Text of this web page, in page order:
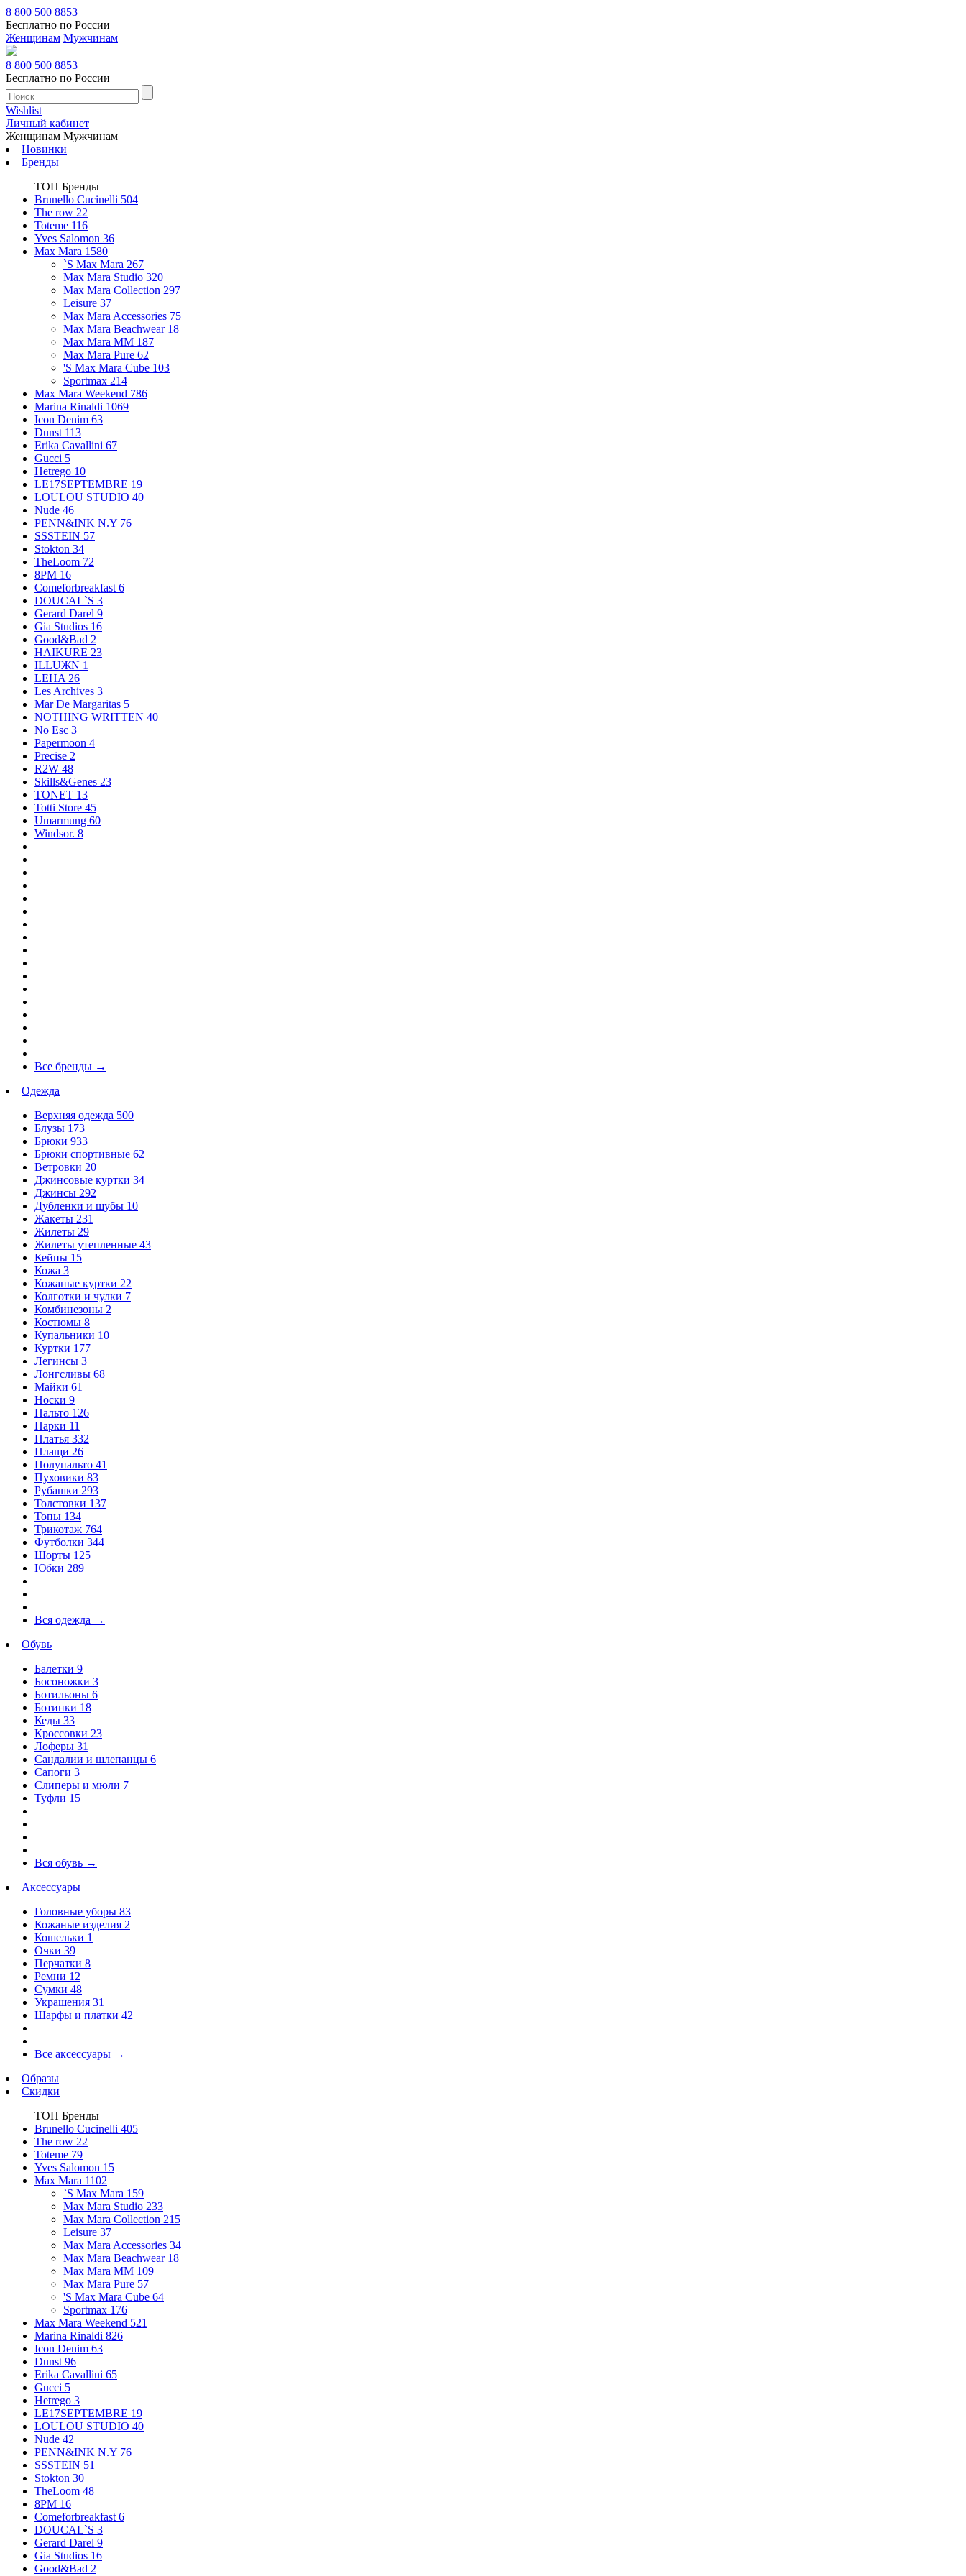
8 800 500 8853
Бесплатно по России
Женщинам Мужчинам
8 800 500 8853
Бесплатно по России
Wishlist
Личный кабинет
Женщинам Мужчинам
Новинки
Бренды
ТОП Бренды
Brunello Cucinelli 504
The row 22
Toteme 116
Yves Salomon 36
Max Mara 1580
`S Max Mara 267
Max Mara Studio 320
Max Mara Collection 297
Leisure 37
Max Mara Accessories 75
Max Mara Beachwear 18
Max Mara MM 187
Max Mara Pure 62
'S Max Mara Cube 103
Sportmax 214
Max Mara Weekend 786
Marina Rinaldi 1069
Icon Denim 63
Dunst 113
Erika Cavallini 67
Gucci 5
Hetrego 10
LE17SEPTEMBRE 19
LOULOU STUDIO 40
Nude 46
PENN&INK N.Y 76
SSSTEIN 57
Stokton 34
TheLoom 72
8PM 16
Comeforbreakfast 6
DOUCAL`S 3
Gerard Darel 9
Gia Studios 16
Good&Bad 2
HAIKURE 23
ILLUЖN 1
LEHA 26
Les Archives 3
Mar De Margaritas 5
NOTHING WRITTEN 40
No Esc 3
Papermoon 4
Precise 2
R2W 48
Skills&Genes 23
TONET 13
Totti Store 45
Umarmung 60
Windsor. 8
Все бренды →
Одежда
Верхняя одежда 500
Блузы 173
Брюки 933
Брюки спортивные 62
Ветровки 20
Джинсовые куртки 34
Джинсы 292
Дубленки и шубы 10
Жакеты 231
Жилеты 29
Жилеты утепленные 43
Кейпы 15
Кожа 3
Кожаные куртки 22
Колготки и чулки 7
Комбинезоны 2
Костюмы 8
Купальники 10
Куртки 177
Легинсы 3
Лонгсливы 68
Майки 61
Носки 9
Пальто 126
Парки 11
Платья 332
Плащи 26
Полупальто 41
Пуховики 83
Рубашки 293
Толстовки 137
Топы 134
Трикотаж 764
Футболки 344
Шорты 125
Юбки 289
Вся одежда →
Обувь
Балетки 9
Босоножки 3
Ботильоны 6
Ботинки 18
Кеды 33
Кроссовки 23
Лоферы 31
Сандалии и шлепанцы 6
Сапоги 3
Слиперы и мюли 7
Туфли 15
Вся обувь →
Аксессуары
Головные уборы 83
Кожаные изделия 2
Кошельки 1
Очки 39
Перчатки 8
Ремни 12
Сумки 48
Украшения 31
Шарфы и платки 42
Все аксессуары →
Образы
Скидки
ТОП Бренды
Brunello Cucinelli 405
The row 22
Toteme 79
Yves Salomon 15
Max Mara 1102
`S Max Mara 159
Max Mara Studio 233
Max Mara Collection 215
Leisure 37
Max Mara Accessories 34
Max Mara Beachwear 18
Max Mara MM 109
Max Mara Pure 57
'S Max Mara Cube 64
Sportmax 176
Max Mara Weekend 521
Marina Rinaldi 826
Icon Denim 63
Dunst 96
Erika Cavallini 65
Gucci 5
Hetrego 3
LE17SEPTEMBRE 19
LOULOU STUDIO 40
Nude 42
PENN&INK N.Y 76
SSSTEIN 51
Stokton 30
TheLoom 48
8PM 16
Comeforbreakfast 6
DOUCAL`S 3
Gerard Darel 9
Gia Studios 16
Good&Bad 2